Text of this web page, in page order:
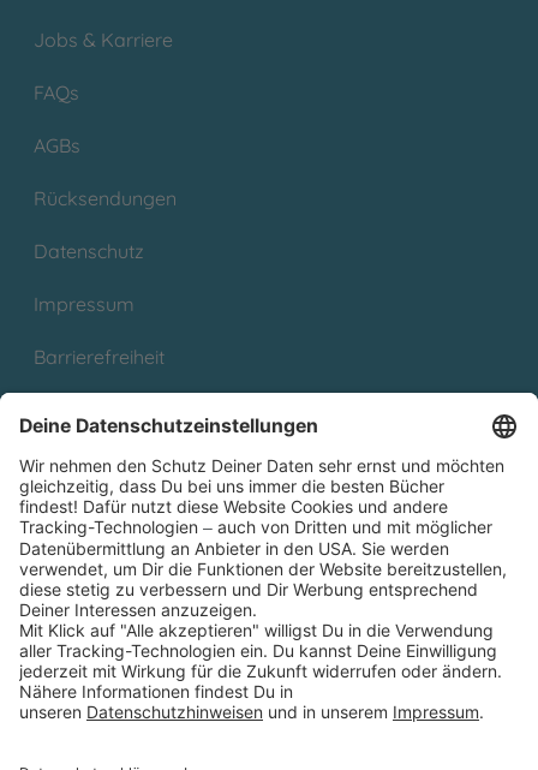
Jobs & Karriere
FAQs
AGBs
Rücksendungen
Datenschutz
Impressum
Barrierefreiheit
Partnerprogramm (Affiliate)
Folge uns auf
* Versandkostenfrei ab 9,00 € Bestellwert innerhalb
Deutschlands
** Lieferzeit 1-3 Werktage innerhalb Deutschlands